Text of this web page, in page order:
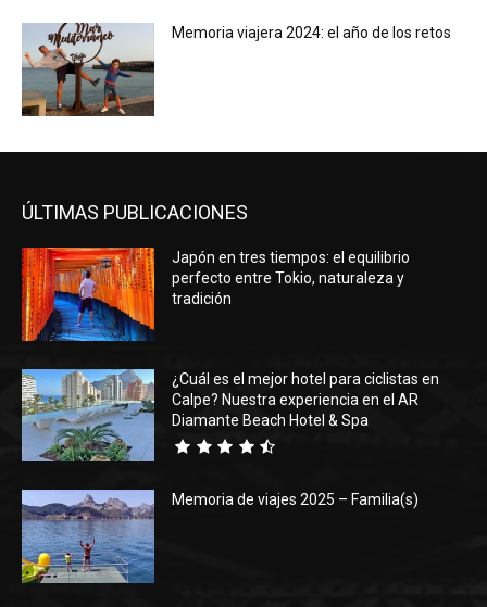
Memoria viajera 2024: el año de los retos
ÚLTIMAS PUBLICACIONES
Japón en tres tiempos: el equilibrio
perfecto entre Tokio, naturaleza y
tradición
¿Cuál es el mejor hotel para ciclistas en
Calpe? Nuestra experiencia en el AR
Diamante Beach Hotel & Spa
Memoria de viajes 2025 – Familia(s)